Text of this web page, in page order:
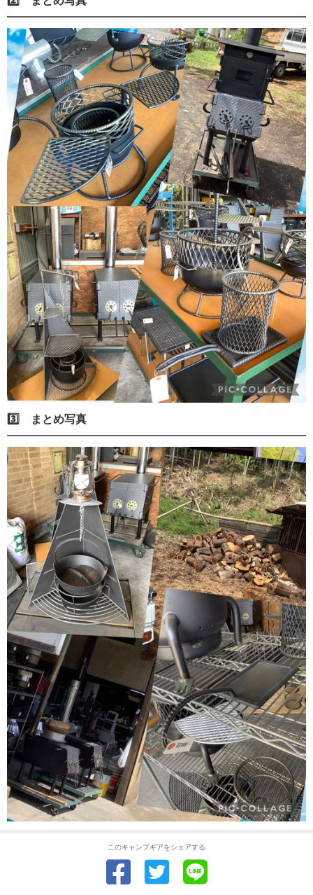
3️⃣ まとめ写真
このキャンプギアをシェアする